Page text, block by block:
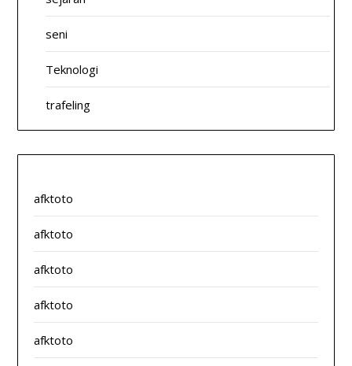
seni
Teknologi
trafeling
afktoto
afktoto
afktoto
afktoto
afktoto